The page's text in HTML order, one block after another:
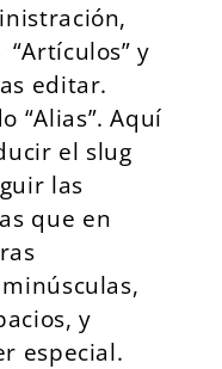
y
editar.
“Alias”. Aquí
el slug
las
que en
y
especial.